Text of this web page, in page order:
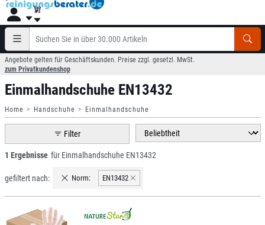
Angebote gelten für Geschäftskunden. Preise zzgl. gesetzl. MwSt.
zum Privatkundenshop
Einmalhandschuhe EN13432
Home Handschuhe Einmalhandschuhe
Filter
1 Ergebnisse für Einmalhandschuhe EN13432
gefiltert nach: Norm: EN13432